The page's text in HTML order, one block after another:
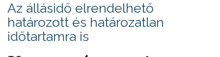
Az állásidő elrendelhető
határozott és határozatlan
időtartamra is